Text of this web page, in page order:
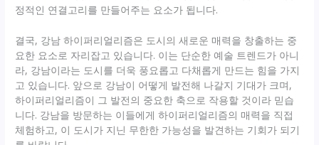
정적인 연결고리를 만들어주는 요소가 됩니다.
결국, 강남 하이퍼리얼리즘은 도시의 새로운 매력을 창출하는 중
요한 요소로 자리잡고 있습니다. 이는 단순한 예술 트렌드가 아니
라, 강남이라는 도시를 더욱 풍요롭고 다채롭게 만드는 힘을 가지
고 있습니다. 앞으로 강남이 어떻게 발전해 나갈지 기대가 크며,
하이퍼리얼리즘이 그 발전의 중요한 축으로 작용할 것이라 믿습
니다. 강남을 방문하는 이들에게 하이퍼리얼리즘의 매력을 직접
체험하고, 이 도시가 지닌 무한한 가능성을 발견하는 기회가 되기